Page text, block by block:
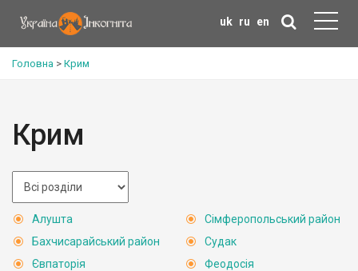
uk ru en
Головна > Крим
Крим
Алушта
Бахчисарайський район
Євпаторія
Сімферопольський район
Судак
Феодосія